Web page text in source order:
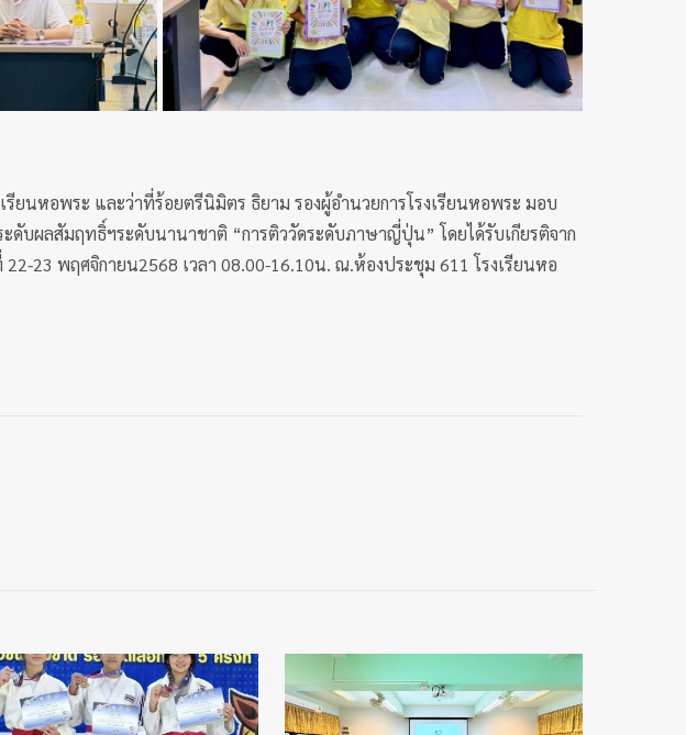
ยนหอพระ และว่าที่ร้อยตรีนิมิตร ธิยาม รองผู้อำนวยการโรงเรียนหอพระ มอบ
บผลสัมฤทธิ์ฯระดับนานาชาติ “การติววัดระดับภาษาญี่ปุ่น” โดยได้รับเกียรติจาก
23 พฤศจิกายน2568 เวลา 08.00-16.10น. ณ.ห้องประชุม 611 โรงเรียนหอ